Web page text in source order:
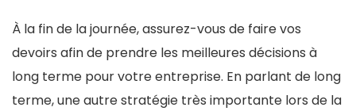
À la fin de la journée, assurez-vous de faire vos
devoirs afin de prendre les meilleures décisions à
long terme pour votre entreprise. En parlant de long
terme, une autre stratégie très importante lors de la